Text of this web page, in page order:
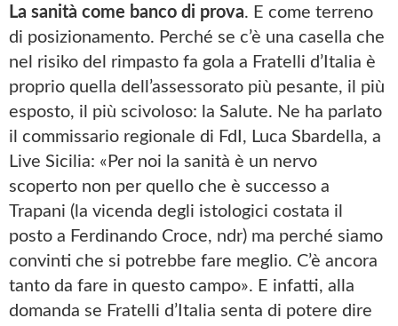
La sanità come banco di prova. E come terreno
di posizionamento. Perché se c’è una casella che
nel risiko del rimpasto fa gola a Fratelli d’Italia è
proprio quella dell’assessorato più pesante, il più
esposto, il più scivoloso: la Salute. Ne ha parlato
il commissario regionale di FdI, Luca Sbardella, a
Live Sicilia: «Per noi la sanità è un nervo
scoperto non per quello che è successo a
Trapani (la vicenda degli istologici costata il
posto a Ferdinando Croce, ndr) ma perché siamo
convinti che si potrebbe fare meglio. C’è ancora
tanto da fare in questo campo». E infatti, alla
domanda se Fratelli d’Italia senta di potere dire